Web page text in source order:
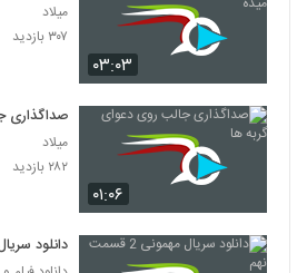
۰۳:۰۳
میلاد
۳۰۷ بازدید
۰۱:۰۶
صداگذاری
میلاد
۲۸۲ بازدید
دانلود سریال